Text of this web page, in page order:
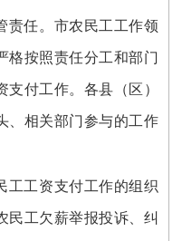
责任。市农民工工作领
格按照责任分工和部门
付工作。各县（区）
、相关部门参与的工作
工工资支付工作的组织
民工欠薪举报投诉、纠